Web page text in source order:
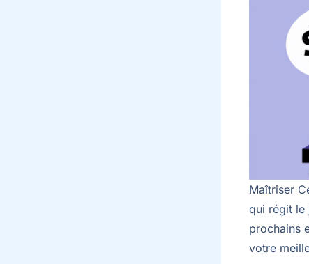
Maîtriser
qui régit le
prochains
votre